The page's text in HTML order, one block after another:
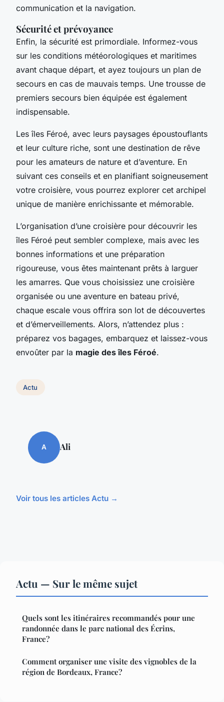
communication et la navigation.
Sécurité et prévoyance
Enfin, la sécurité est primordiale. Informez-vous
sur les conditions météorologiques et maritimes
avant chaque départ, et ayez toujours un plan de
secours en cas de mauvais temps. Une trousse de
premiers secours bien équipée est également
indispensable.
Les îles Féroé, avec leurs paysages époustouflants
et leur culture riche, sont une destination de rêve
pour les amateurs de nature et d’aventure. En
suivant ces conseils et en planifiant soigneusement
votre croisière, vous pourrez explorer cet archipel
unique de manière enrichissante et mémorable.
L’organisation d’une croisière pour découvrir les
îles Féroé peut sembler complexe, mais avec les
bonnes informations et une préparation
rigoureuse, vous êtes maintenant prêts à larguer
les amarres. Que vous choisissiez une croisière
organisée ou une aventure en bateau privé,
chaque escale vous offrira son lot de découvertes
et d’émerveillements. Alors, n’attendez plus :
préparez vos bagages, embarquez et laissez-vous
envoûter par la magie des îles Féroé.
Actu
A Ali
Voir tous les articles Actu →
Actu — Sur le même sujet
Quels sont les itinéraires recommandés pour une
randonnée dans le parc national des Écrins,
France?
Comment organiser une visite des vignobles de la
région de Bordeaux, France?